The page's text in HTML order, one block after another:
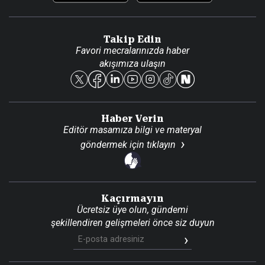
Reklam Ver
Takip Edin
Favori mecralarınızda haber
akışımıza ulaşın
Haber Verin
Editör masamıza bilgi ve materyal
göndermek için tıklayın
Kaçırmayın
Ücretsiz üye olun, gündemi
şekillendiren gelişmeleri önce siz duyun